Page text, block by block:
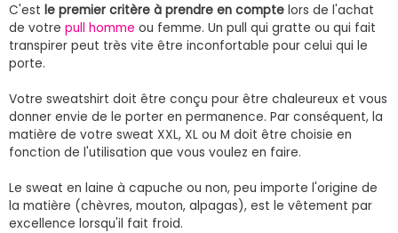
C'est le premier critère à prendre en compte lors de l'achat
de votre pull homme ou femme. Un pull qui gratte ou qui fait
transpirer peut très vite être inconfortable pour celui qui le
porte.
Votre sweatshirt doit être conçu pour être chaleureux et vous
donner envie de le porter en permanence. Par conséquent, la
matière de votre sweat XXL, XL ou M doit être choisie en
fonction de l'utilisation que vous voulez en faire.
Le sweat en laine à capuche ou non, peu importe l'origine de
la matière (chèvres, mouton, alpagas), est le vêtement par
excellence lorsqu'il fait froid.